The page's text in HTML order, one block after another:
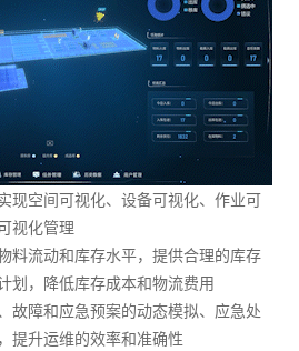
现空间可视化、设备可视化、作业可
视化管理
料流动和库存水平，提供合理的库存
划，降低库存成本和物流费用
故障和应急预案的动态模拟、应急处
提升运维的效率和准确性